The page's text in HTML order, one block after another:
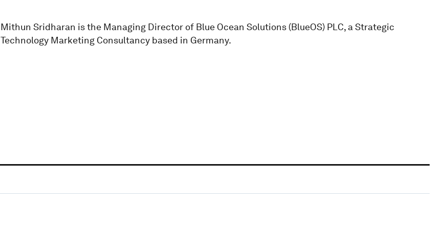
Mithun Sridharan is the Managing Director of Blue Ocean Solutions (BlueOS) PLC, a Strategic
Technology Marketing Consultancy based in Germany.